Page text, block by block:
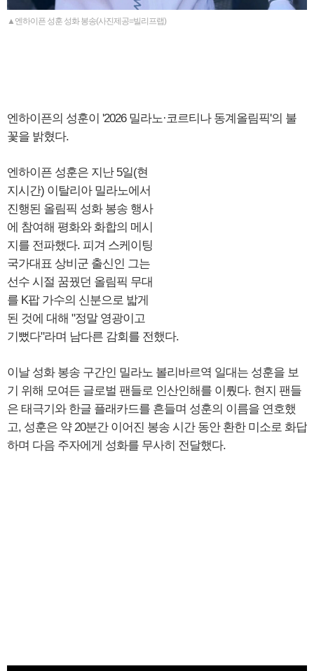
▲엔하이픈 성훈 성화 봉송(사진제공=빌리프랩)
엔하이픈의 성훈이 '2026 밀라노·코르티나 동계올림픽'의 불
꽃을 밝혔다.
엔하이픈 성훈은 지난 5일(현
지시간) 이탈리아 밀라노에서
진행된 올림픽 성화 봉송 행사
에 참여해 평화와 화합의 메시
지를 전파했다. 피겨 스케이팅
국가대표 상비군 출신인 그는
선수 시절 꿈꿨던 올림픽 무대
를 K팝 가수의 신분으로 밟게
된 것에 대해 "정말 영광이고
기뻤다"라며 남다른 감회를 전했다.
이날 성화 봉송 구간인 밀라노 볼리바르역 일대는 성훈을 보
기 위해 모여든 글로벌 팬들로 인산인해를 이뤘다. 현지 팬들
은 태극기와 한글 플래카드를 흔들며 성훈의 이름을 연호했
고, 성훈은 약 20분간 이어진 봉송 시간 동안 환한 미소로 화답
하며 다음 주자에게 성화를 무사히 전달했다.